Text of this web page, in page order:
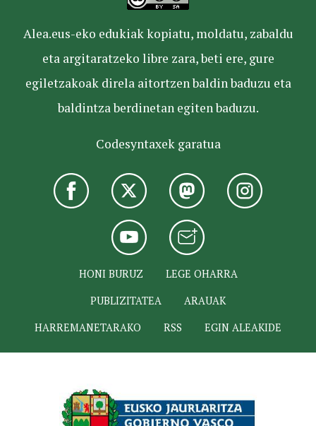
Alea.eus-eko edukiak kopiatu, moldatu, zabaldu
eta argitaratzeko libre zara, beti ere, gure
egiletzakoak direla aitortzen baldin baduzu eta
baldintza berdinetan egiten baduzu.
Codesyntaxek garatua
HONI BURUZ
LEGE OHARRA
PUBLIZITATEA
ARAUAK
HARREMANETARAKO
RSS EGIN ALEAKIDE